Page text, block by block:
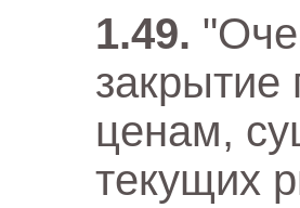
закрытие
ценам,
текущих